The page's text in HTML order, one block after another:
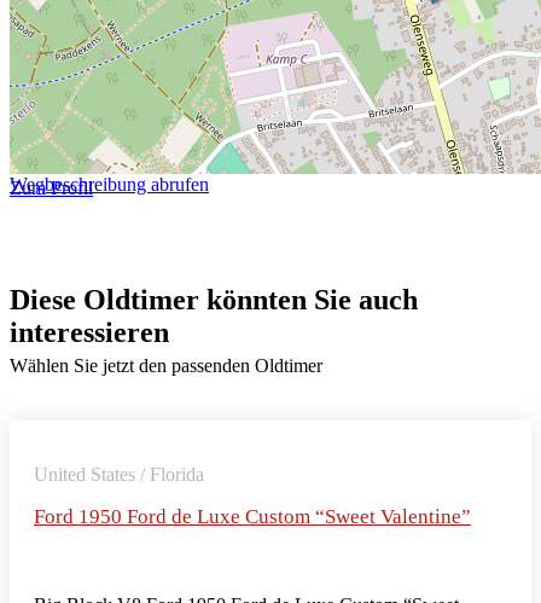
Wegbeschreibung abrufen
Zum Profil
Diese Oldtimer könnten Sie auch
interessieren
Wählen Sie jetzt den passenden Oldtimer
United States / Florida
Ford 1950 Ford de Luxe Custom “Sweet Valentine”